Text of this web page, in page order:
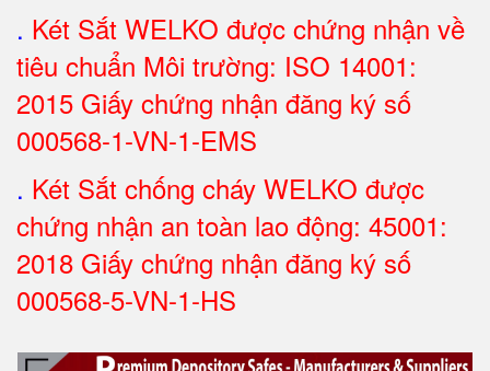
. Két Sắt WELKO được chứng nhận về
tiêu chuẩn Môi trường: ISO 14001:
2015 Giấy chứng nhận đăng ký số
000568-1-VN-1-EMS
. Két Sắt chống cháy WELKO được
chứng nhận an toàn lao động: 45001:
2018 Giấy chứng nhận đăng ký số
000568-5-VN-1-HS